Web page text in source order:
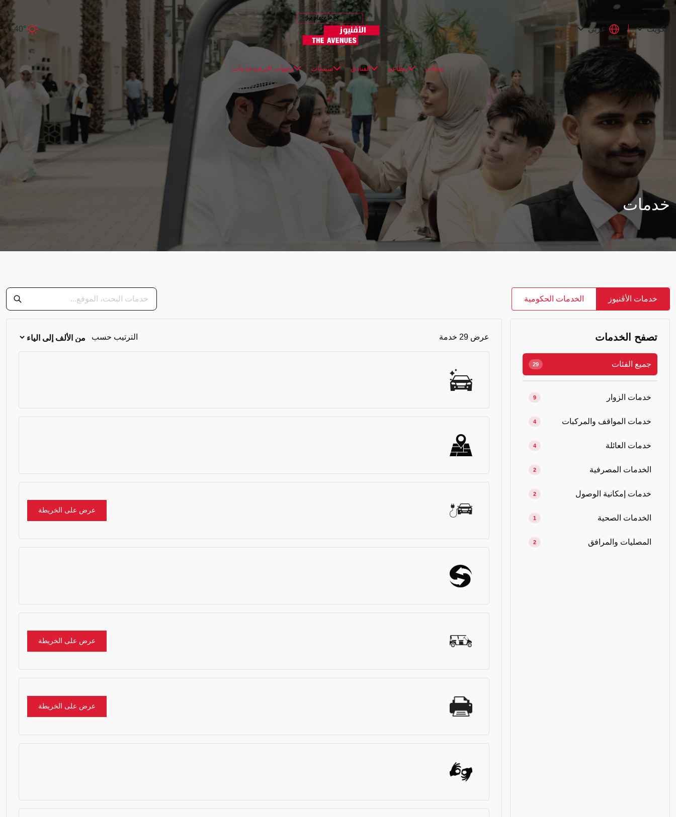
الكويت عربي 40° C
محلات مطاعم الفنادق سينمات وجهات الترفيهخدمات
خدمات
خدمات الأڤنيوز الخدمات الحكومية
تصفح الخدمات
جميع الفئات 29
خدمات الزوار 9
خدمات المواقف والمركبات 4
خدمات العائلة 4
الخدمات المصرفية 2
خدمات إمكانية الوصول 2
الخدمات الصحية 1
المصليات والمرافق 2
عرض 29 خدمة الترتيب حسب
عرض على الخريطة
عرض على الخريطة
عرض على الخريطة